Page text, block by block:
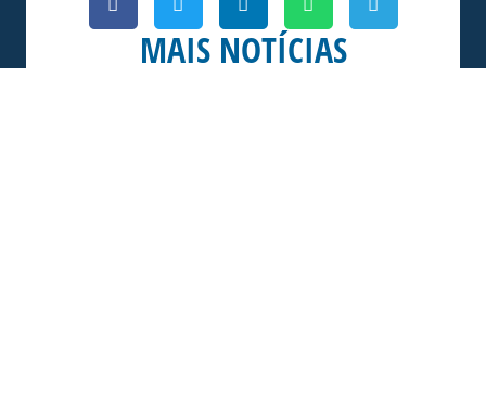
MAIS NOTÍCIAS